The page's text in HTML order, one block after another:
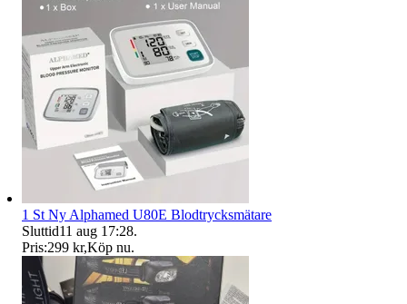
1 St Ny Alphamed U80E Blodtrycksmätare
Sluttid11 aug 17:28.
Pris:299 kr,Köp nu.